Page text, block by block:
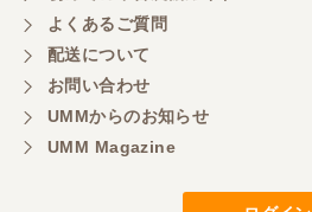
よくあるご質問
配送について
お問い合わせ
UMMからのお知らせ
UMM Magazine